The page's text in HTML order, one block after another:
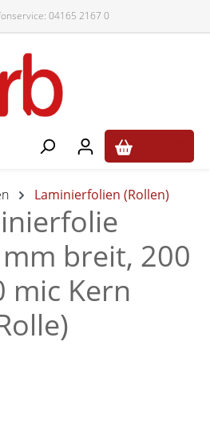
04165 2167 0
Laminierfolien (Rollen)
breit, 200
mic Kern